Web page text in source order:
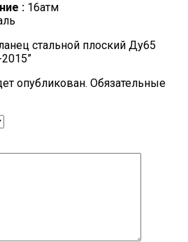
: 16атм
стальной плоский Ду65
опубликован. Обязательные